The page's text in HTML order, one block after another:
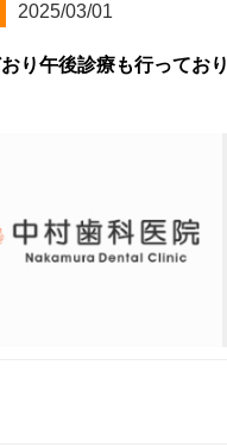
2025/03/01
り午後診療も行っており